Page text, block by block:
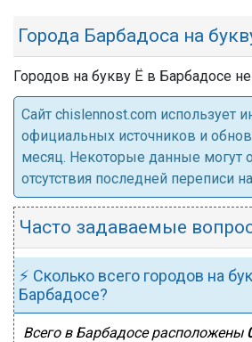
Города Барбадоса на
Городов на букву Ё в Барбадосе
Cайт chislennost.com использует
официальных источников и
месяц. Некоторые данные могут
отсутствия последней переписи
Часто задаваемые
⚡ Сколько всего городов на
Барбадосе?
Всего в Барбадосе расположены